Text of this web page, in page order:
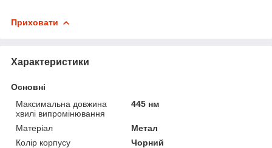
Приховати
Характеристики
Основні
Максимальна довжина
хвилі випромінювання
445 нм
Матеріал
Метал
Колір корпусу
Чорний